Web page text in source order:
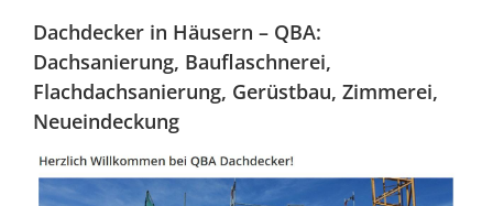
Dachdecker in Häusern – QBA:
Dachsanierung, Bauflaschnerei,
Flachdachsanierung, Gerüstbau, Zimmerei,
Neueindeckung